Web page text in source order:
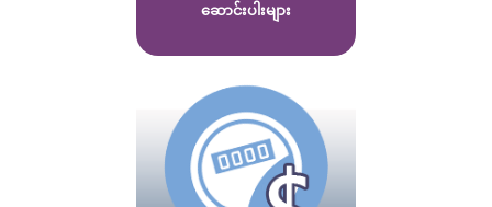
ဆောင်းပါးများ